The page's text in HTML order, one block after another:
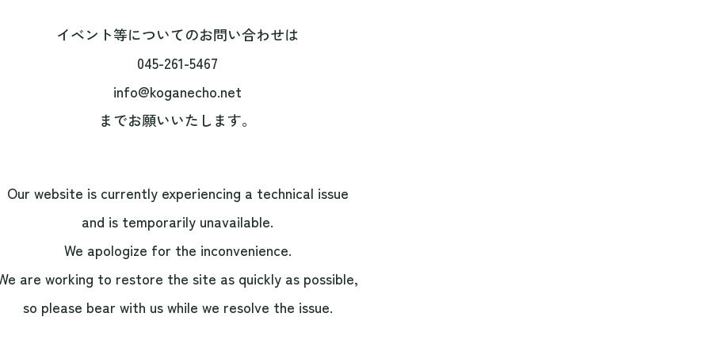
イベント等についてのお問い合わせは
045-261-5467
info@koganecho.net
までお願いいたします。
Our website is currently experiencing a technical issue
and is temporarily unavailable.
We apologize for the inconvenience.
are working to restore the site as quickly as possible,
so please bear with us while we resolve the issue.